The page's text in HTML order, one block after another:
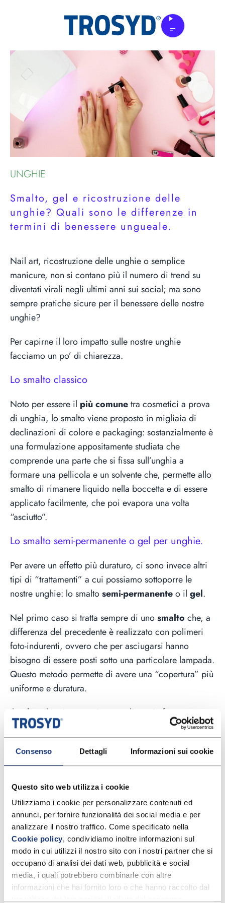
Consenso Dettagli Informazioni sui cookie
Questo sito web utilizza i cookie
Utilizziamo i cookie per personalizzare contenuti ed
annunci, per fornire funzionalità dei social media e per
Cookie policy, condividiamo inoltre informazioni sul
modo in cui utilizzi il nostro sito con i nostri partner che si
occupano di analisi dei dati web, pubblicità e social
media, i quali potrebbero combinarle con altre
informazioni che hai fornito loro o che hanno raccolto dal
UNGHIE
Smalto, gel e ricostruzione delle
unghie? Quali sono le differenze in
termini di benessere ungueale.
Nail art, ricostruzione delle unghie o semplice
manicure, non si contano più il numero di trend su
diventati virali negli ultimi anni sui social; ma sono
sempre pratiche sicure per il benessere delle nostre
unghie?
Per capirne il loro impatto sulle nostre unghie
facciamo un po’ di chiarezza.
Lo smalto classico
Noto per essere il più comunetra cosmetici a prova
di unghia, lo smalto viene proposto in migliaia di
declinazioni di colore e packaging: sostanzialmente è
una formulazione appositamente studiata che
comprende una parte che si fissa sull’unghia a
formare una pellicola e un solvente che, permette allo
smalto di rimanere liquido nella boccetta e di essere
applicato facilmente, che poi evapora una volta
“asciutto”.
Lo smalto semi-permanente o gel per unghie.
Per avere un effetto più duraturo, ci sono invece altri
tipi di “trattamenti” a cui possiamo sottoporre le
nostre unghie: lo smaltosemi-permanenteo il gel.
Nel primo caso si tratta sempre di unosmalto che, a
differenza del precedente è realizzato con polimeri
foto-indurenti, ovvero che per asciugarsi hanno
bisogno di essere posti sotto una particolare lampada.
Questo metodo permette di avere una “copertura” più
uniforme e duratura.
Il
gel unghie, invece, viene applicato in forma
gelatinosa e può essere modellato per far assumere
all’unghia un aspetto diverso (in associazione possono
anche essere utilizzati dei supporti plastici per
allungare ulteriormente l’unghia). L’asciugatura viene
effettuata con delle specifiche lampade UV che
consolidano la struttura del gel. Al contrario degli altri
metodi, in questo caso, la rimozione è più laboriosa
perché prevede l’utilizzo di specifiche frese e lime
abrasive.
…e la ricostruzione delle unghie?
Proprio per le sue caratteristiche, il gelviene